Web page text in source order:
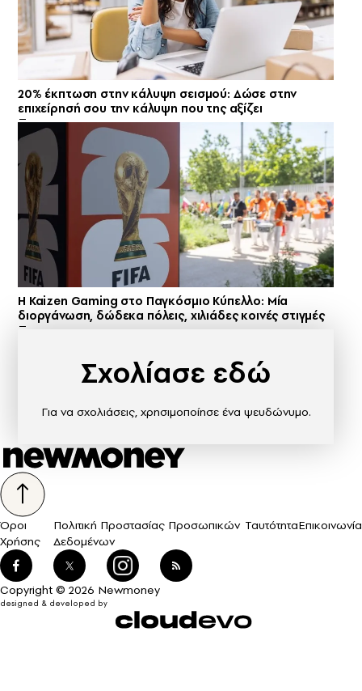
20% έκπτωση στην κάλυψη σεισμού: Δώσε στην
επιχείρησή σου την κάλυψη που της αξίζει
H Kaizen Gaming στο Παγκόσμιο Kύπελλο: Μία
διοργάνωση, δώδεκα πόλεις, χιλιάδες κοινές στιγμές
Σχολίασε εδώ
Για να σχολιάσεις, χρησιμοποίησε ένα ψευδώνυμο.
Όροι
Χρήσης
Πολιτική Προστασίας Προσωπικών
Δεδομένων
ΤαυτότηταΕπικοινωνία
Copyright © 2026 Newmoney
designed & developed by